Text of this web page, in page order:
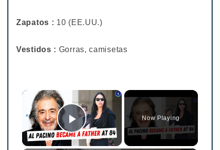
Zapatos : 10 (EE.UU.)
Vestidos : Gorras, camisetas
×
Play Video
Now Playing